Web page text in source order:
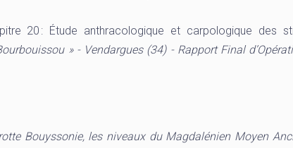
20 : Étude anthracologique et carpologique des
» - Vendargues (34) - Rapport Final
Bouyssonie, les niveaux du Magdalénien Moyen